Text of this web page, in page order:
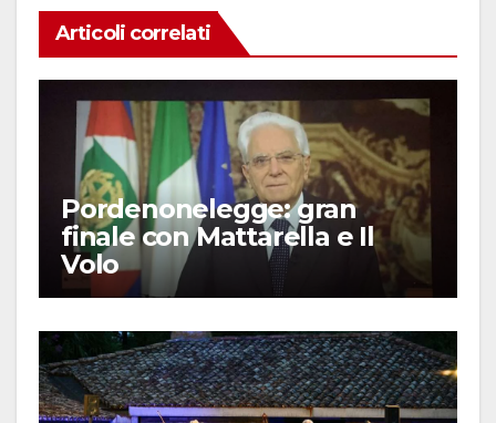
Articoli correlati
Pordenonelegge: gran
finale con Mattarella e Il
Volo